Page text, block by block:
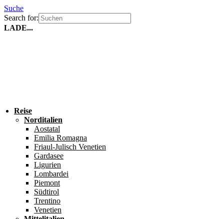
Suche
Search for:
LADE...
Reise
Norditalien
Aostatal
Emilia Romagna
Friaul-Julisch Venetien
Gardasee
Ligurien
Lombardei
Piemont
Südtirol
Trentino
Venetien